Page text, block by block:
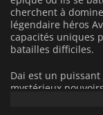
cherchent à
légendaire héros
capacités uniques
batailles difficiles.
Dai est un
mystérieux
avec de